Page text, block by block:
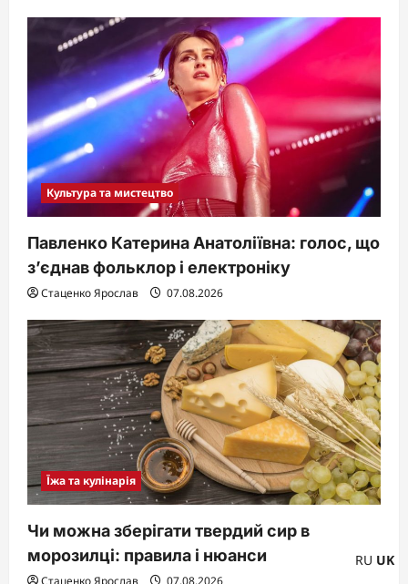
Культура та мистецтво
Павленко Катерина Анатоліївна: голос, що
з’єднав фольклор і електроніку
Стаценко Ярослав 07.08.2026
Їжа та кулінарія
Чи можна зберігати твердий сир в
морозилці: правила і нюанси
RU UK